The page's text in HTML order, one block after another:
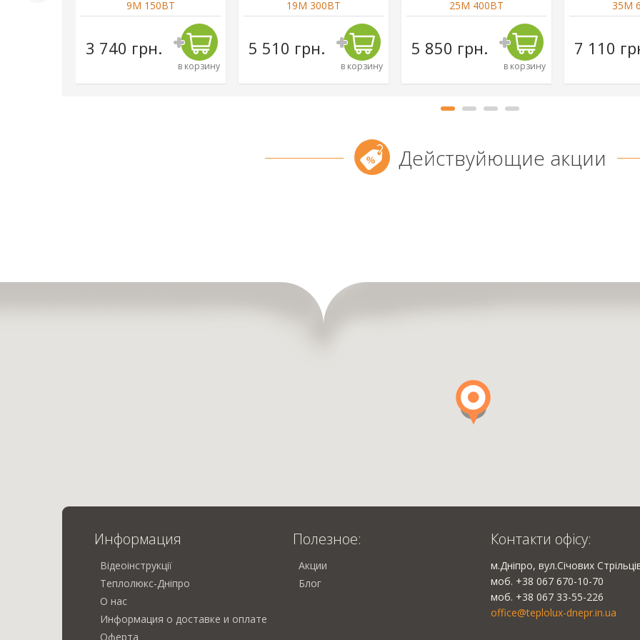
9М 150ВТ
3 740 грн.
в корзину
19М 300ВТ
5 510 грн.
в корзину
25М 400ВТ
5 850 грн.
в корзину
35М
7 110
Действуйющие акции
Информация
Відеоінструкції
Теплолюкс-Дніпро
О нас
Информация о доставке и оплате
Оферта
Полезное:
Акции
Блог
Контакти офісу:
м.Дніпро, вул.Січових
моб. +38 067 670-10-70
моб. +38 067 33-55-226
office@teplolux-dnepr.in.ua